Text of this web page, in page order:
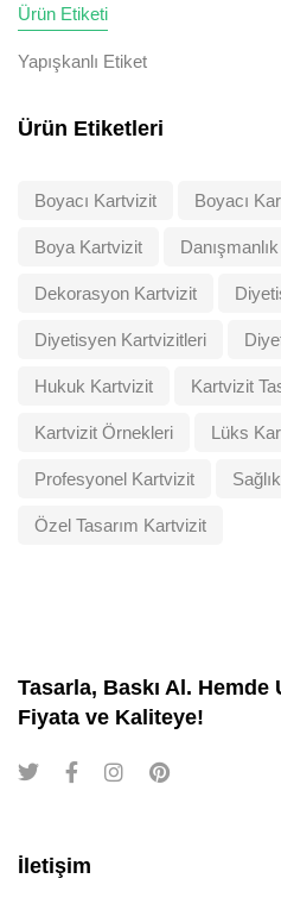
Ürün Etiketi
Yapışkanlı Etiket
Ürün Etiketleri
Boyacı Kartvizit Boyacı
Boya Kartvizit
Dekorasyon Kartvizit
Diyetisyen Kartvizitleri
Hukuk Kartvizit Kartvizit
Kartvizit Örnekleri Lüks
Profesyonel Kartvizit
Özel Tasarım Kartvizit
Tasarla, Baskı Al. Hemde
Fiyata ve Kaliteye!
İletişim